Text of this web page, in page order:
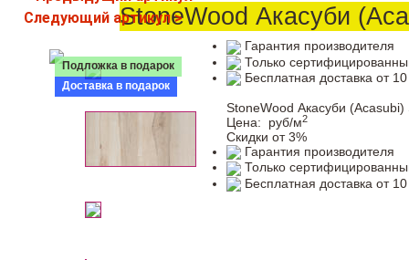
Следующий артикул >StoneWood Акасуби
Подложка в подарок
Доставка в подарок
Гарантия производителя
Только
Бесплатная доставка от
StoneWood Акасуби (Acasubi)
Цена:
руб/м2
Скидки от 3%
Гарантия производителя
Только
Бесплатная доставка от